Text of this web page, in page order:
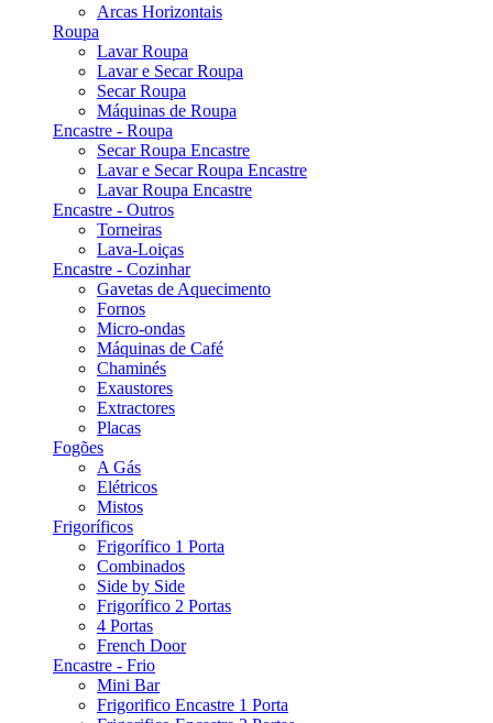
Arcas Horizontais
Roupa
Lavar Roupa
Lavar e Secar Roupa
Secar Roupa
Máquinas de Roupa
Encastre - Roupa
Secar Roupa Encastre
Lavar e Secar Roupa Encastre
Lavar Roupa Encastre
Encastre - Outros
Torneiras
Lava-Loiças
Encastre - Cozinhar
Gavetas de Aquecimento
Fornos
Micro-ondas
Máquinas de Café
Chaminés
Exaustores
Extractores
Placas
Fogões
A Gás
Elétricos
Mistos
Frigoríficos
Frigorífico 1 Porta
Combinados
Side by Side
Frigorífico 2 Portas
4 Portas
French Door
Encastre - Frio
Mini Bar
Frigorifico Encastre 1 Porta